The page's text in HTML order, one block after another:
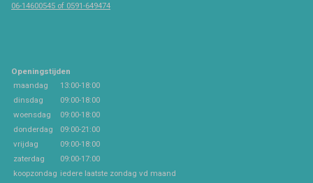
06-14600545 of 0591-649474
Openingstijden
maandag
13:00-18:00
dinsdag
09:00-18:00
woensdag
09:00-18:00
donderdag
09:00-21:00
vrijdag
09:00-18:00
zaterdag
09:00-17:00
koopzondag iedere laatste zondag vd maand